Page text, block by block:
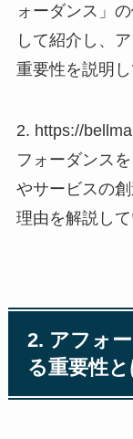
ォーダンス」
して紹介し、
重要性を説明し
2. https://
フォーダンス
やサービスの
理由を解説して
2. アフォ
る重要性と